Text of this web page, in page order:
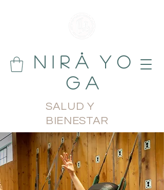
N i r å Y o
g a
SALUD Y
BIENESTAR